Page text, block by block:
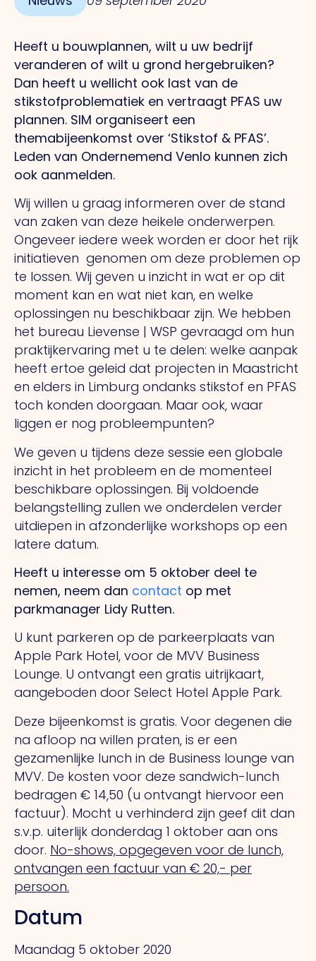
Heeft u bouwplannen, wilt u uw bedrijf
veranderen of wilt u grond hergebruiken?
Dan heeft u wellicht ook last van de
stikstofproblematiek en vertraagt PFAS uw
plannen. SIM organiseert een
themabijeenkomst over ‘Stikstof & PFAS’.
Leden van Ondernemend Venlo kunnen zich
ook aanmelden.
Wij willen u graag informeren over de stand
van zaken van deze heikele onderwerpen.
Ongeveer iedere week worden er door het rijk
initiatieven genomen om deze problemen op
te lossen. Wij geven u inzicht in wat er op dit
moment kan en wat niet kan, en welke
oplossingen nu beschikbaar zijn. We hebben
het bureau Lievense | WSP gevraagd om hun
praktijkervaring met u te delen: welke aanpak
heeft ertoe geleid dat projecten in Maastricht
en elders in Limburg ondanks stikstof en PFAS
toch konden doorgaan. Maar ook, waar
liggen er nog probleempunten?
We geven u tijdens deze sessie een globale
inzicht in het probleem en de momenteel
beschikbare oplossingen. Bij voldoende
belangstelling zullen we onderdelen verder
uitdiepen in afzonderlijke workshops op een
latere datum.
Heeft u interesse om 5 oktober deel te
nemen, neem dan contact op met
parkmanager Lidy Rutten.
U kunt parkeren op de parkeerplaats van
Apple Park Hotel, voor de MVV Business
Lounge. U ontvangt een gratis uitrijkaart,
aangeboden door Select Hotel Apple Park.
Deze bijeenkomst is gratis. Voor degenen die
na afloop na willen praten, is er een
gezamenlijke lunch in de Business lounge van
MVV. De kosten voor deze sandwich-lunch
bedragen € 14,50 (u ontvangt hiervoor een
factuur). Mocht u verhinderd zijn geef dit dan
s.v.p. uiterlijk donderdag 1 oktober aan ons
door. No-shows, opgegeven voor de lunch,
ontvangen een factuur van € 20,- per
persoon.
Datum
Maandag 5 oktober 2020